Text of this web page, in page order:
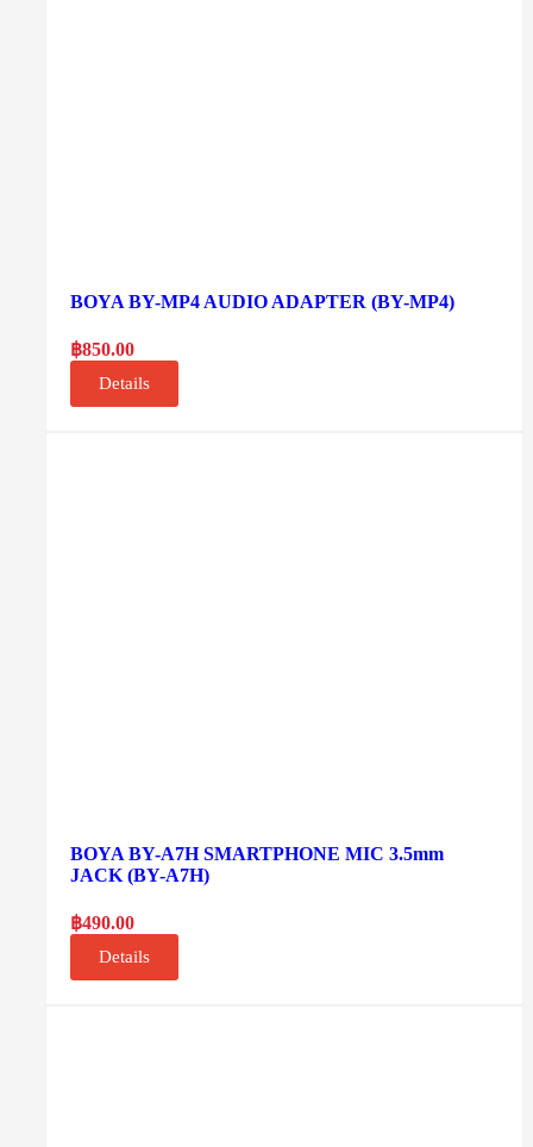
BOYA BY-MP4 AUDIO ADAPTER (BY-MP4)
฿850.00
Details
BOYA BY-A7H SMARTPHONE MIC 3.5mm
JACK (BY-A7H)
฿490.00
Details